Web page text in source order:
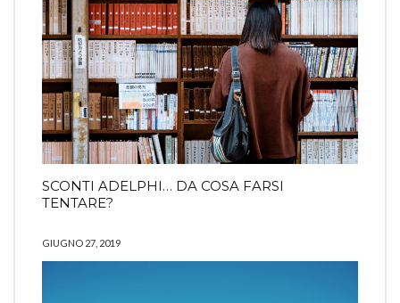
SCONTI ADELPHI… DA COSA FARSI
TENTARE?
GIUGNO 27, 2019